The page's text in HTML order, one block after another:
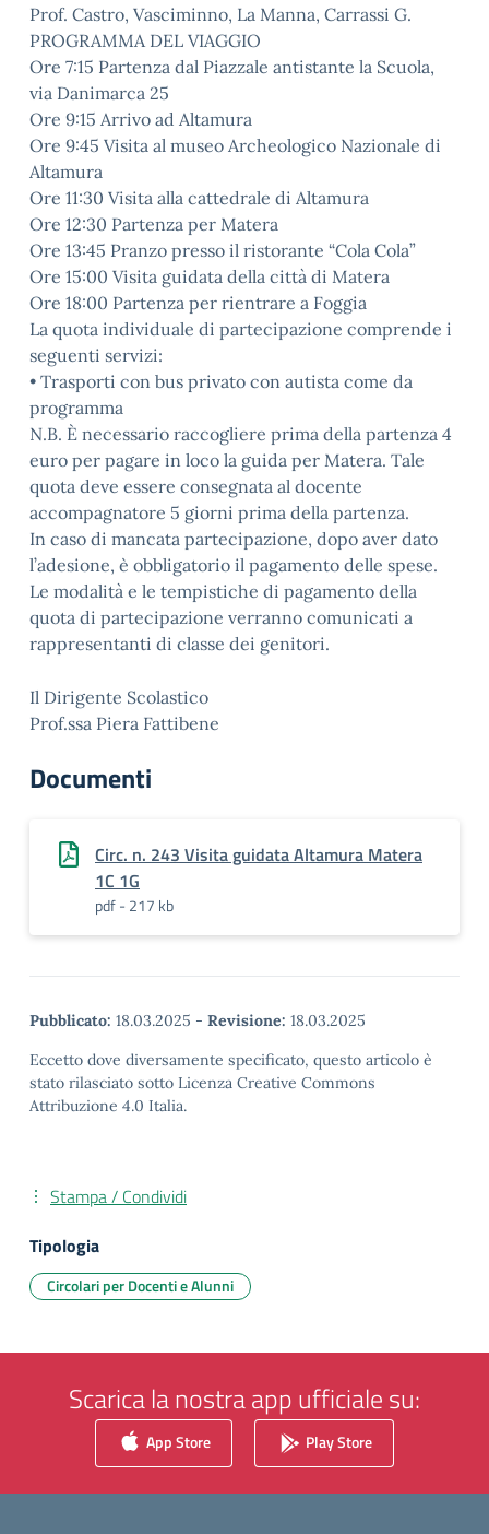
Prof. Castro, Vasciminno, La Manna, Carrassi G.
PROGRAMMA DEL VIAGGIO
Ore 7:15 Partenza dal Piazzale antistante la Scuola,
via Danimarca 25
Ore 9:15 Arrivo ad Altamura
Ore 9:45 Visita al museo Archeologico Nazionale di
Altamura
Ore 11:30 Visita alla cattedrale di Altamura
Ore 12:30 Partenza per Matera
Ore 13:45 Pranzo presso il ristorante “Cola Cola”
Ore 15:00 Visita guidata della città di Matera
Ore 18:00 Partenza per rientrare a Foggia
La quota individuale di partecipazione comprende i
seguenti servizi:
• Trasporti con bus privato con autista come da
programma
N.B. È necessario raccogliere prima della partenza 4
euro per pagare in loco la guida per Matera. Tale
quota deve essere consegnata al docente
accompagnatore 5 giorni prima della partenza.
In caso di mancata partecipazione, dopo aver dato
l’adesione, è obbligatorio il pagamento delle spese.
Le modalità e le tempistiche di pagamento della
quota di partecipazione verranno comunicati a
rappresentanti di classe dei genitori.
Il Dirigente Scolastico
Prof.ssa Piera Fattibene
Documenti
Circ. n. 243 Visita guidata Altamura Matera
1C 1G
pdf - 217 kb
Pubblicato: 18.03.2025 - Revisione: 18.03.2025
Eccetto dove diversamente specificato, questo articolo è
stato rilasciato sotto Licenza Creative Commons
Attribuzione 4.0 Italia.
Stampa / Condividi
Tipologia
Circolari per Docenti e Alunni
Scarica la nostra app ufficiale su:
App Store Play Store